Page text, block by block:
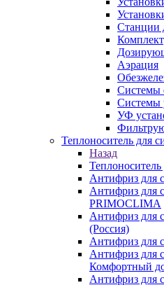
Станции
Аэрация
Системы
Системы
УФ
Теплоноситель для
Назад
Антифриз для
Антифриз для
PRIMOCLIMA
Антифриз для
(Россия)
Антифриз для
Антифриз для
Комфортный
Антифриз для